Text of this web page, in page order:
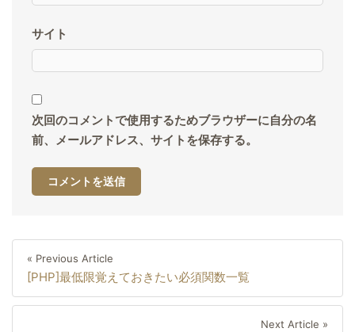
サイト
次回のコメントで使用するためブラウザーに自分の名
前、メールアドレス、サイトを保存する。
ナ
Previous
Article
« Previous Article
[PHP]最低限覚えておきたい必須関数一覧
Next Article »